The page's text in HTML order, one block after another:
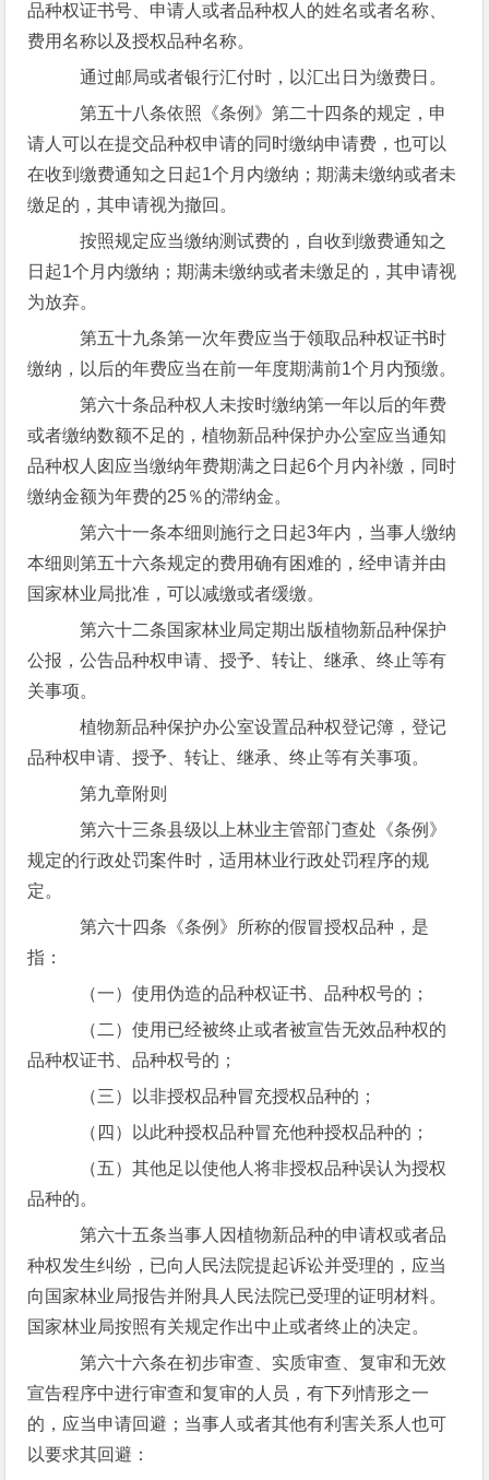
品种权证书号、申请人或者品种权人的姓名或者名称、
费用名称以及授权品种名称。
通过邮局或者银行汇付时，以汇出日为缴费日。
第五十八条依照《条例》第二十四条的规定，申
请人可以在提交品种权申请的同时缴纳申请费，也可以
在收到缴费通知之日起1个月内缴纳；期满未缴纳或者未
缴足的，其申请视为撤回。
按照规定应当缴纳测试费的，自收到缴费通知之
日起1个月内缴纳；期满未缴纳或者未缴足的，其申请视
为放弃。
第五十九条第一次年费应当于领取品种权证书时
缴纳，以后的年费应当在前一年度期满前1个月内预缴。
第六十条品种权人未按时缴纳第一年以后的年费
或者缴纳数额不足的，植物新品种保护办公室应当通知
品种权人囱应当缴纳年费期满之日起6个月内补缴，同时
缴纳金额为年费的25％的滞纳金。
第六十一条本细则施行之日起3年内，当事人缴纳
本细则第五十六条规定的费用确有困难的，经申请并由
国家林业局批准，可以减缴或者缓缴。
第六十二条国家林业局定期出版植物新品种保护
公报，公告品种权申请、授予、转让、继承、终止等有
关事项。
植物新品种保护办公室设置品种权登记簿，登记
品种权申请、授予、转让、继承、终止等有关事项。
第九章附则
第六十三条县级以上林业主管部门查处《条例》
规定的行政处罚案件时，适用林业行政处罚程序的规
定。
第六十四条《条例》所称的假冒授权品种，是
指：
（一）使用伪造的品种权证书、品种权号的；
（二）使用已经被终止或者被宣告无效品种权的
品种权证书、品种权号的；
（三）以非授权品种冒充授权品种的；
（四）以此种授权品种冒充他种授权品种的；
（五）其他足以使他人将非授权品种误认为授权
品种的。
第六十五条当事人因植物新品种的申请权或者品
种权发生纠纷，已向人民法院提起诉讼并受理的，应当
向国家林业局报告并附具人民法院已受理的证明材料。
国家林业局按照有关规定作出中止或者终止的决定。
第六十六条在初步审查、实质审查、复审和无效
宣告程序中进行审查和复审的人员，有下列情形之一
的，应当申请回避；当事人或者其他有利害关系人也可
以要求其回避：